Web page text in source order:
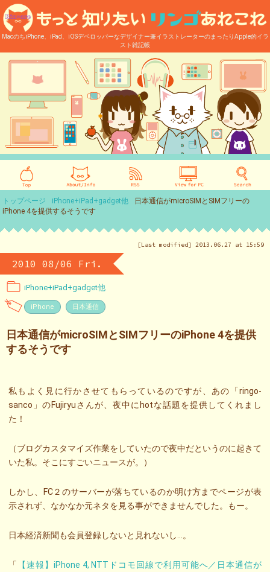
MacのちiPhone、iPad、iOSデベロッパーなデザイナー兼イラストレーターのまったりApple的イラ
スト雑記帳
トップページ iPhone+iPad+gadget他
日本通信がmicroSIMとSIMフリーの
iPhone 4を提供するそうです
[Last modified] 2013.06.27 at 15:59
2010 08/06 Fri.
iPhone+iPad+gadget他
iPhone 日本通信
日本通信がmicroSIMとSIMフリーのiPhone 4を提供
するそうです
私もよく見に行かさせてもらっているのですが、あの「ringo-
sanco」のFujiryuさんが、夜中にhotな話題を提供してくれまし
た！
（ブログカスタマイズ作業をしていたので夜中だというのに起きて
いた私。そこにすごいニュースが。）
しかし、FC２のサーバーが落ちているのか明け方までページが表
示されず、なかなか元ネタを見る事ができませんでした。もー。
日本経済新聞も会員登録しないと見れないし…。
「
【速報】iPhone 4, NTTドコモ回線で利用可能へ／日本通信が